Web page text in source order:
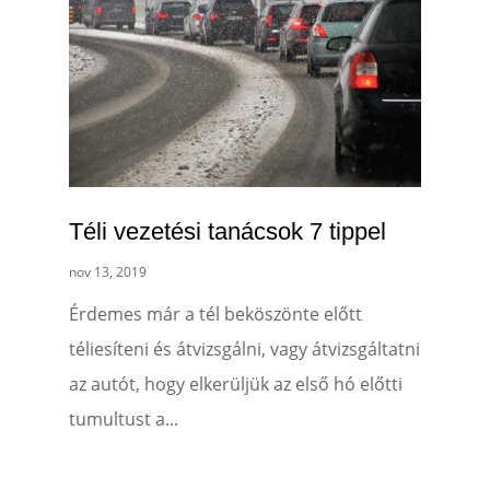
Téli vezetési tanácsok 7 tippel
nov 13, 2019
Érdemes már a tél beköszönte előtt
téliesíteni és átvizsgálni, vagy átvizsgáltatni
az autót, hogy elkerüljük az első hó előtti
tumultust a...